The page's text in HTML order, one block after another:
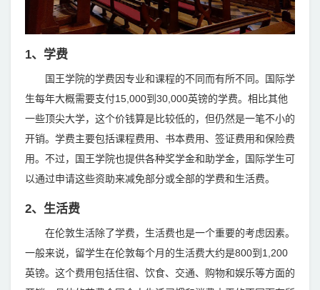
1、学费
国王学院的学费因专业和课程的不同而有所不同。国际学
生每年大概需要支付15,000到30,000英镑的学费。相比其他
一些顶尖大学，这个价钱算是比较低的，但仍然是一笔不小的
开销。学费主要包括课程费用、书本费用、签证费用和保险费
用。不过，国王学院也提供各种奖学金和助学金，国际学生可
以通过申请这些资助来减免部分或全部的学费和生活费。
2、生活费
在伦敦生活除了学费，生活费也是一个重要的考虑因素。
一般来说，留学生在伦敦每个月的生活费大约是800到1,200
英镑。这个费用包括住宿、饮食、交通、购物和娱乐等方面的